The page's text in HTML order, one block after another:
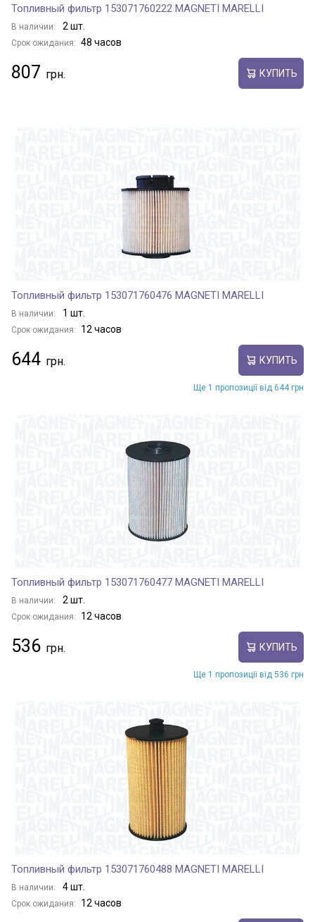
Топливный фильтр 153071760222 MAGNETI MARELLI
В наличии: 2 шт.
Срок ожидания: 48 часов
807 КУПИТЬ
Топливный фильтр 153071760476 MAGNETI MARELLI
В наличии: 1 шт.
Срок ожидания: 12 часов
644 КУПИТЬ
Ще 1 пропозиції від 644 грн
Топливный фильтр 153071760477 MAGNETI MARELLI
В наличии: 2 шт.
Срок ожидания: 12 часов
536 КУПИТЬ
Ще 1 пропозиції від 536 грн
Топливный фильтр 153071760488 MAGNETI MARELLI
В наличии: 4 шт.
Срок ожидания: 12 часов